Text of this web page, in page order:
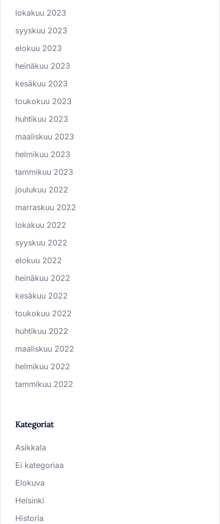
lokakuu 2023
syyskuu 2023
elokuu 2023
heinäkuu 2023
kesäkuu 2023
toukokuu 2023
huhtikuu 2023
maaliskuu 2023
helmikuu 2023
tammikuu 2023
joulukuu 2022
marraskuu 2022
lokakuu 2022
syyskuu 2022
elokuu 2022
heinäkuu 2022
kesäkuu 2022
toukokuu 2022
huhtikuu 2022
maaliskuu 2022
helmikuu 2022
tammikuu 2022
Kategoriat
Asikkala
Ei kategoriaa
Elokuva
Helsinki
Historia